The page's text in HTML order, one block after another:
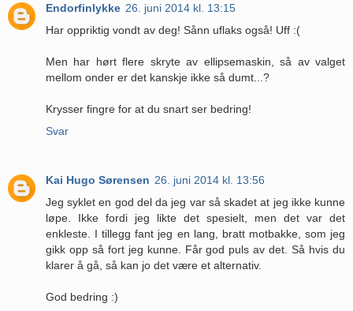
Endorfinlykke 26. juni 2014 kl. 13:15
Har oppriktig vondt av deg! Sånn uflaks også! Uff :(
Men har hørt flere skryte av ellipsemaskin, så av valget
mellom onder er det kanskje ikke så dumt...?
Krysser fingre for at du snart ser bedring!
Svar
Kai Hugo Sørensen 26. juni 2014 kl. 13:56
Jeg syklet en god del da jeg var så skadet at jeg ikke kunne
løpe. Ikke fordi jeg likte det spesielt, men det var det
enkleste. I tillegg fant jeg en lang, bratt motbakke, som jeg
gikk opp så fort jeg kunne. Får god puls av det. Så hvis du
klarer å gå, så kan jo det være et alternativ.
God bedring :)